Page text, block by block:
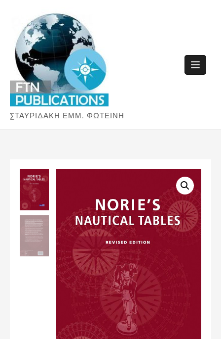
content
ΣΤΑΥΡΙΔΑΚΗ ΕΜΜ. ΦΩΤΕΙΝΗ